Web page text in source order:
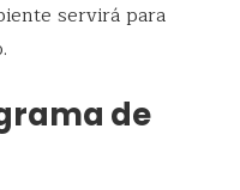
servirá para
de